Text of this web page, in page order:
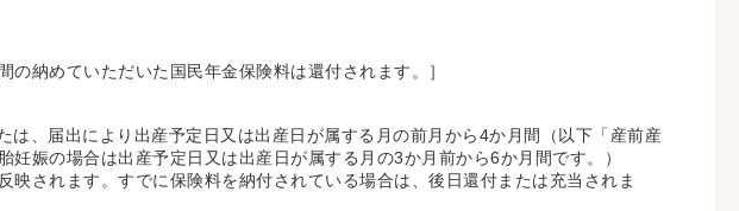
の納めていただいた国民年金保険料は還付されます。］
は、届出により出産予定日又は出産日が属する月の前月から4か月間（以下「産前産
娠の場合は出産予定日又は出産日が属する月の3か月前から6か月間です。）
されます。すでに保険料を納付されている場合は、後日還付または充当されま